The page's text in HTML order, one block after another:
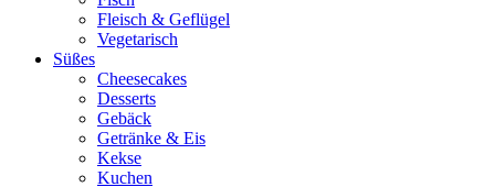
Fleisch & Geflügel
Vegetarisch
Süßes
Cheesecakes
Desserts
Gebäck
Getränke & Eis
Kekse
Kuchen